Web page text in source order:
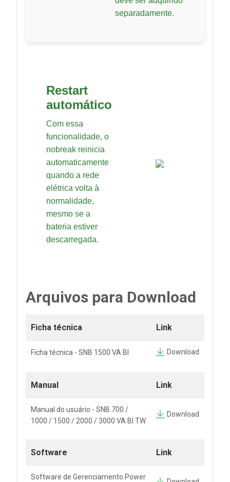
separadamente.
Restart
automático
Com essa
funcionalidade, o
nobreak reinicia
automaticamente
quando a rede
elétrica volta à
normalidade,
mesmo se a
bateria estiver
descarregada.
Arquivos para Download
Ficha técnica Link
Ficha técnica - SNB 1500 VA BI Download
Manual Link
Manual do usuário - SNB 700 /
1000 / 1500 / 2000 / 3000 VA BI TW
Download
Software Link
Software de Gerenciamento Power